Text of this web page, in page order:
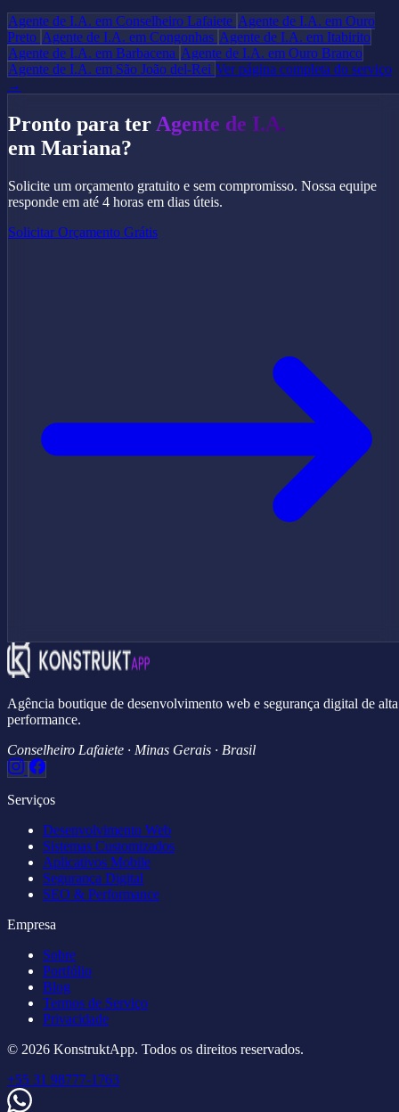
Agente de I.A. em Conselheiro Lafaiete Agente de I.A. em Ouro
Preto Agente de I.A. em Congonhas Agente de I.A. em Itabirito
Agente de I.A. em Barbacena Agente de I.A. em Ouro Branco
Agente de I.A. em São João del-Rei Ver página completa do serviço
→
Pronto para ter Agente de I.A.
em Mariana?
Solicite um orçamento gratuito e sem compromisso. Nossa equipe
responde em até 4 horas em dias úteis.
Solicitar Orçamento Grátis
Agência boutique de desenvolvimento web e segurança digital de alta
performance.
Conselheiro Lafaiete · Minas Gerais · Brasil
Serviços
Desenvolvimento Web
Sistemas Customizados
Aplicativos Mobile
Segurança Digital
SEO & Performance
Empresa
Sobre
Portfólio
Blog
Termos de Serviço
Privacidade
© 2026 KonstruktApp. Todos os direitos reservados.
+55 31 98777-1763